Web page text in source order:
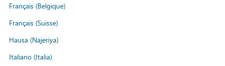
Français (Belgique)
Français (Suisse)
Hausa (Najeriya)
Italiano (Italia)